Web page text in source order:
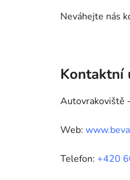
Neváhejte nás
Kontaktní
Autovrakoviště
Web:
Telefon: +420